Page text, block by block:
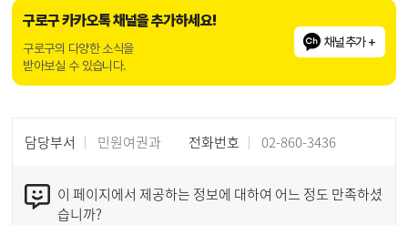
구로구 카카오톡 채널을 추가하세요!
구로구의 다양한 소식을
받아보실 수 있습니다.
채널추가 +
담당부서 민원여권과 전화번호 02-860-3436
이 페이지에서 제공하는 정보에 대하여 어느 정도 만족하셨
습니까?